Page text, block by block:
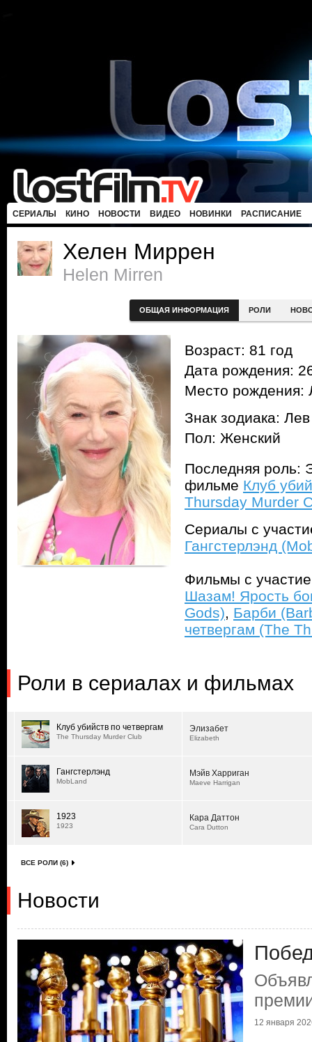
СЕРИАЛЫ КИНО НОВОСТИ ВИДЕО НОВИНКИ РАСПИСАНИЕ
Хелен Миррен
Helen Mirren
ОБЩАЯ ИНФОРМАЦИЯ РОЛИ
Возраст: 81 год
Дата рождения:
Место рождения:
Знак зодиака: Лев
Пол: Женский
Последняя роль:
фильме Клуб
Thursday Murder
Сериалы с
Гангстерлэнд
Фильмы с
Шазам! Ярость
Gods), Барби
четвергам (The
Роли в сериалах и фильмах
Клуб убийств по четвергам
The Thursday Murder Club
Элизабет
Elizabeth
Гангстерлэнд
MobLand
Мэйв Харриган
Maeve Harrigan
1923
1923
Кара Даттон
Cara Dutton
ВСЕ РОЛИ (6)
Новости
12 января